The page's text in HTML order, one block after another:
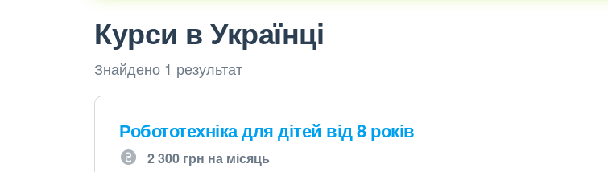
Курси в Українці
Знайдено 1 результат
Робототехніка для дітей від 8 років
2 300 грн на місяць